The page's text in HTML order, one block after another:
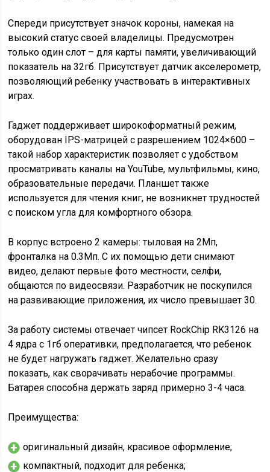
Спереди присутствует значок короны, намекая на
высокий статус своей владелицы. Предусмотрен
только один слот – для карты памяти, увеличивающий
показатель на 32гб. Присутствует датчик акселерометр,
позволяющий ребенку участвовать в интерактивных
играх.
Гаджет поддерживает широкоформатный режим,
оборудован IPS-матрицей с разрешением 1024×600 –
такой набор характеристик позволяет с удобством
просматривать каналы на YouTube, мультфильмы, кино,
образовательные передачи. Планшет также
используется для чтения книг, не возникнет трудностей
с поиском угла для комфортного обзора.
В корпус встроено 2 камеры: тыловая на 2Мп,
фронталка на 0.3Мп. С их помощью дети снимают
видео, делают первые фото местности, селфи,
общаются по видеосвязи. Разработчик не поскупился
на развивающие приложения, их число превышает 30.
За работу системы отвечает чипсет RockChip RK3126 на
4 ядра с 1гб оперативки, предполагается, что ребенок
не будет нагружать гаджет. Желательно сразу
показать, как сворачивать нерабочие программы.
Батарея способна держать заряд примерно 3-4 часа.
Преимущества:
оригинальный дизайн, красивое оформление;
компактный, подходит для ребенка;